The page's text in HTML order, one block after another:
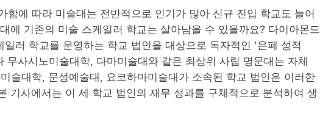
함에 따라 미술대는 전반적으로 인기가 많아 신규 진입 학교도 늘어
에 기존의 미술 스케일러 학교는 살아남을 수 있을까요? 다이아몬드
러 학교를 운영하는 학교 법인을 대상으로 독자적인 '은폐 성적
무사시노미술대학, 다마미술대와 같은 최상위 사립 명문대는 자체
술대학, 문성예술대, 요코하마미술대가 소속된 학교 법인은 이러한
기사에서는 이 세 학교 법인의 재무 성과를 구체적으로 분석하여 생